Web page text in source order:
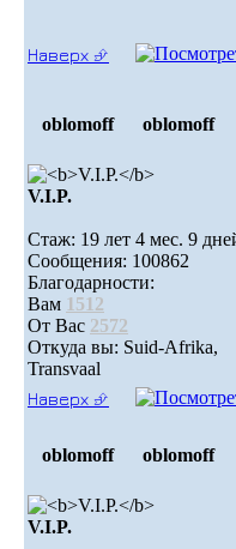
Наверх ⮵
oblomoff oblomoff
V.I.P.
Стаж: 19 лет 4 мес. 9
Сообщения: 100862
Благодарности:
Вам 1512
От Вас 2572
Откуда вы: Suid-Afrika,
Transvaal
Наверх ⮵
oblomoff oblomoff
V.I.P.